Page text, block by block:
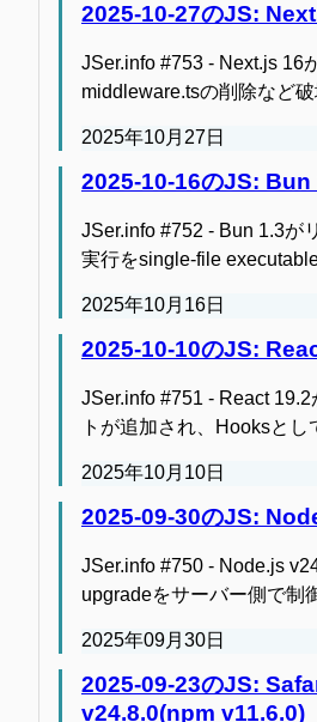
2025-10-27のJS:
JSer.info #753 - Next.js 16
middleware.tsの削除など破
2025年10月27日
2025-10-16のJS:
JSer.info #752 - Bun 1.3が
実行をsingle-file
2025年10月16日
2025-10-10のJS:
JSer.info #751 - React
トが追加され、Hooksとし
2025年10月10日
2025-09-30のJS:
JSer.info #750 - Node.js
upgradeをサーバー側で制
2025年09月30日
2025-09-23のJS:
v24.8.0(npm v11.6.0)